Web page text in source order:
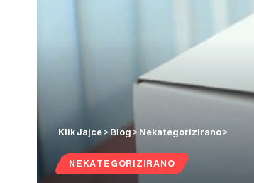
Klik Jajce > Blog > Nekategorizirano > Evo
NEKATEGORIZIRANO